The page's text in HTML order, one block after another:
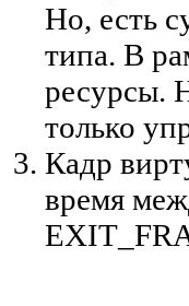
Но, есть
типа. В
ресурсы.
только
Кадр
время